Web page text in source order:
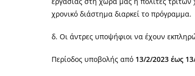
χρονικό διάστημα διαρκεί το πρόγραμμα.​
δ. Οι άντρες υποψήφιοι να έχουν
Περίοδος υποβολής από 13/2/2023 έως